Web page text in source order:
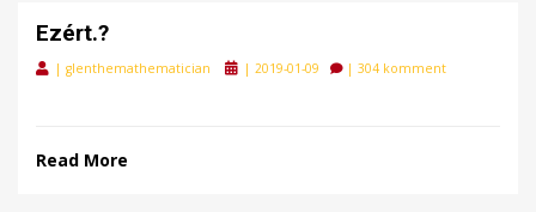
Ezért.?
| glenthemathematician
Posted
| 2019-01-09 | 304 komment
Read More